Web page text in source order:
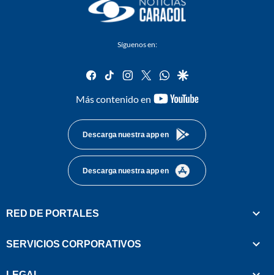
Síguenos en:
facebook
tiktok instagram
twitterwhatsapp
google
Más contenido en
youtube-
Descarga nuestra app en
Descarga nuestra app en
RED DE PORTALES
SERVICIOS CORPORATIVOS